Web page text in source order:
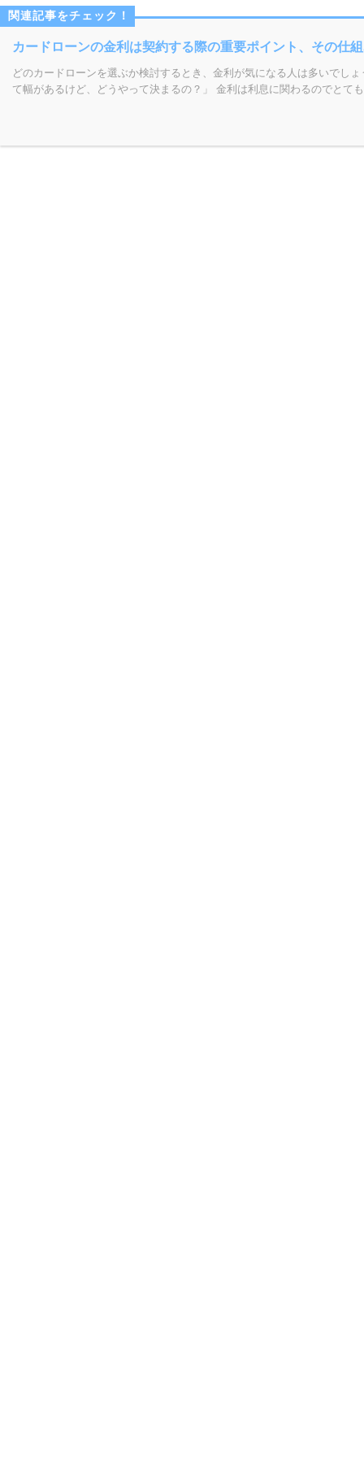
カードローンの金利は契約する際の重要ポイント、その仕
どのカードローンを選ぶか検討するとき、金利が気になる人は多いでし
て幅があるけど、どうやって決まるの？」 金利は利息に関わるのでと